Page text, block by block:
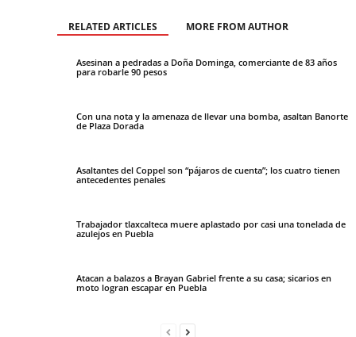
RELATED ARTICLES MORE FROM AUTHOR
Asesinan a pedradas a Doña Dominga, comerciante de 83 años
para robarle 90 pesos
Con una nota y la amenaza de llevar una bomba, asaltan Banorte
de Plaza Dorada
Asaltantes del Coppel son “pájaros de cuenta”; los cuatro tienen
antecedentes penales
Trabajador tlaxcalteca muere aplastado por casi una tonelada de
azulejos en Puebla
Atacan a balazos a Brayan Gabriel frente a su casa; sicarios en
moto logran escapar en Puebla